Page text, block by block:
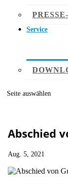
Service
Seite auswählen
Abschied
Aug. 5, 2021